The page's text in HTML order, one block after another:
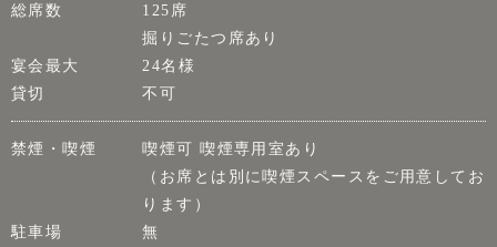
総席数
125席
掘りごたつ席あり
宴会最大
24名様
貸切
不可
禁煙・喫煙
喫煙可 喫煙専用室あり
（お席とは別に喫煙スペースをご用意してお
ります）
駐車場
無